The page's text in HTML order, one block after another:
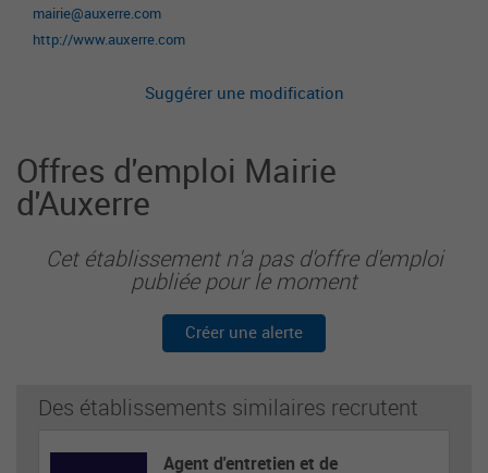
mairie@auxerre.com
http://www.auxerre.com
Suggérer une modification
Offres d'emploi Mairie
d'Auxerre
Cet établissement n'a pas d'offre d'emploi
publiée pour le moment
Créer une alerte
Des établissements similaires recrutent
Agent d'entretien et de